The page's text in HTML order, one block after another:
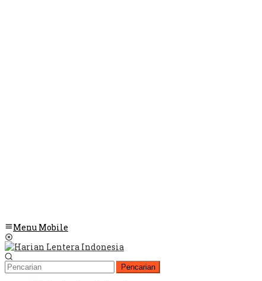
Menu Mobile
Pencarian